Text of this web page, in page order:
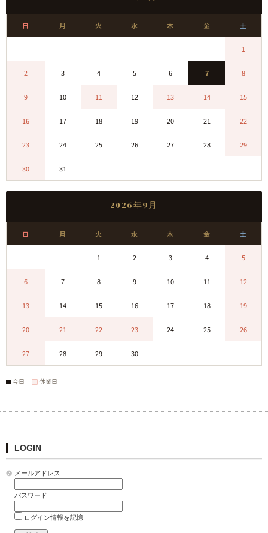
日 月 火 水 木 金 土
1
2 3 4 5 6 7 8
9 10 11 12 13 14 15
16 17 18 19 20 21 22
23 24 25 26 27 28 29
30 31
2026年9月
日 月 火 水 木 金 土
1 2 3 4 5
6 7 8 9 10 11 12
13 14 15 16 17 18 19
20 21 22 23 24 25 26
27 28 29 30
今日 休業日
LOGIN
メールアドレス
パスワード
ログイン情報を記憶